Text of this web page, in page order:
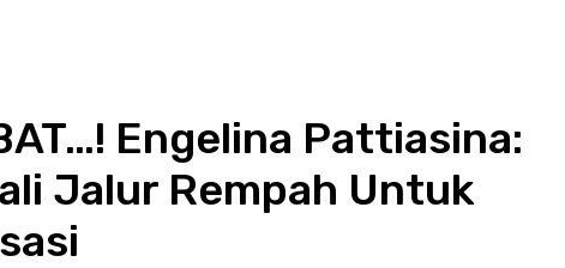
Engelina Pattiasina:
Jalur Rempah Untuk